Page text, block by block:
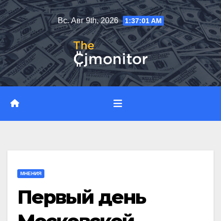
Перейти
к
содержимому
Вс. Авг 9th, 2026 1:37:02 AM
МНЕНИЯ
Первый день